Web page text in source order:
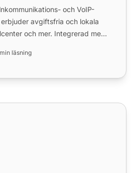
och VoIP-
avgiftsfria och lokala
och mer. Integrerad med
läsning